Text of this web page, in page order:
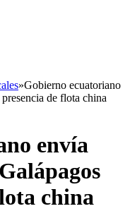
»Gobierno ecuatoriano
de flota china
envía
china